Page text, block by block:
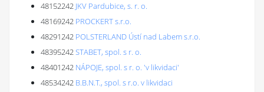
48152242 JKV Pardubice, s. r. o.
48169242 PROCKERT s.r.o.
48291242 POLSTERLAND Ústí nad Labem s.r.o.
48395242STABET, spol. s r. o.
48401242 NÁPOJE, spol. s r. o. 'v likvidaci'
48534242 B.B.N.T., spol. s r.o. v likvidaci